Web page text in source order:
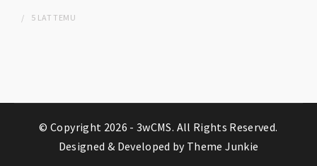
5 LAT TEMU
© Copyright 2026 -3wCMS. All Rights Reserved.
Designed & Developed by Theme Junkie